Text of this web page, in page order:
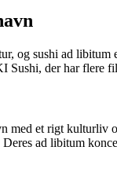
og sushi ad
Sushi, der har flere
med et rigt kulturliv
ad libitum